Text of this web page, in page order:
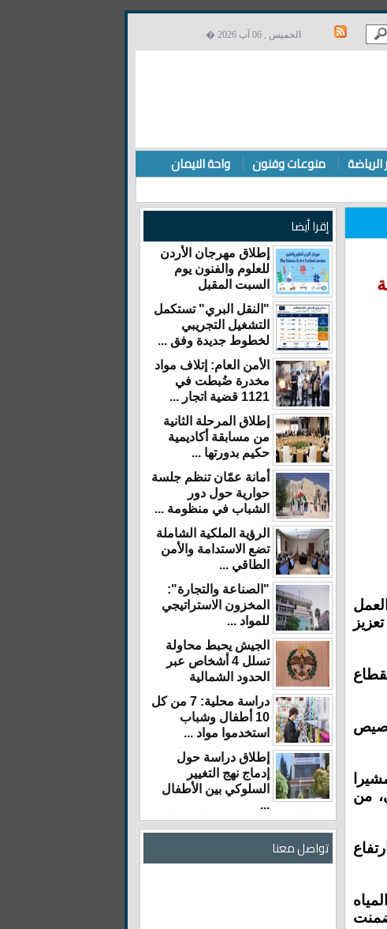
الخميس , 06 آب 2026 �
الرياضة منوعات وفنون واحة الايمان
من
إقرا أيضا
إطلاق مهرجان الأردن
للعلوم والفنون يوم
السبت المقبل
"النقل البري" تستكمل
التشغيل التجريبي
لخطوط جديدة وفق ...
الأمن العام: إتلاف مواد
مخدرة ضُبطت في
1121 قضية اتجار ...
إطلاق المرحلة الثانية
من مسابقة أكاديمية
حكيم بدورتها ...
أمانة عمّان تنظم جلسة
حوارية حول دور
الشباب في منظومة ...
الرؤية الملكية الشاملة
تضع الاستدامة والأمن
الطاقي ...
"الصناعة والتجارة":
المخزون الاستراتيجي
للمواد ...
الجيش يحبط محاولة
تسلل 4 أشخاص عبر
الحدود الشمالية
دراسة محلية: 7 من كل
10 أطفال وشباب
استخدموا مواد ...
إطلاق دراسة حول
إدماج نهج التغيير
السلوكي بين الأطفال
...
تواصل معنا